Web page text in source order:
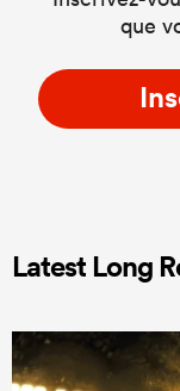
que
Latest Long